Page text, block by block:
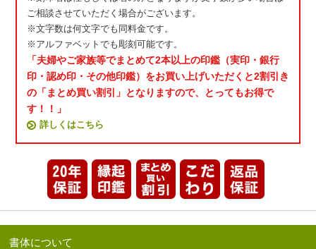
ご相談させていただく場合がございます。
※文字数は何文字でも同料金です。
※アルファベットでも彫刻可能です。
「夫婦やご家族等でまとめて2本以上の印鑑（実印・銀行
印・認め印・その他印鑑）をお買い上げいただくと2割引き
の「まとめ買い割引」となりますので、とってもお得で
す！！」
詳しくはこちら
書体について